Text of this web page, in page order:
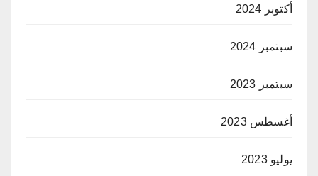
أكتوبر 2024
سبتمبر 2024
سبتمبر 2023
أغسطس 2023
يوليو 2023